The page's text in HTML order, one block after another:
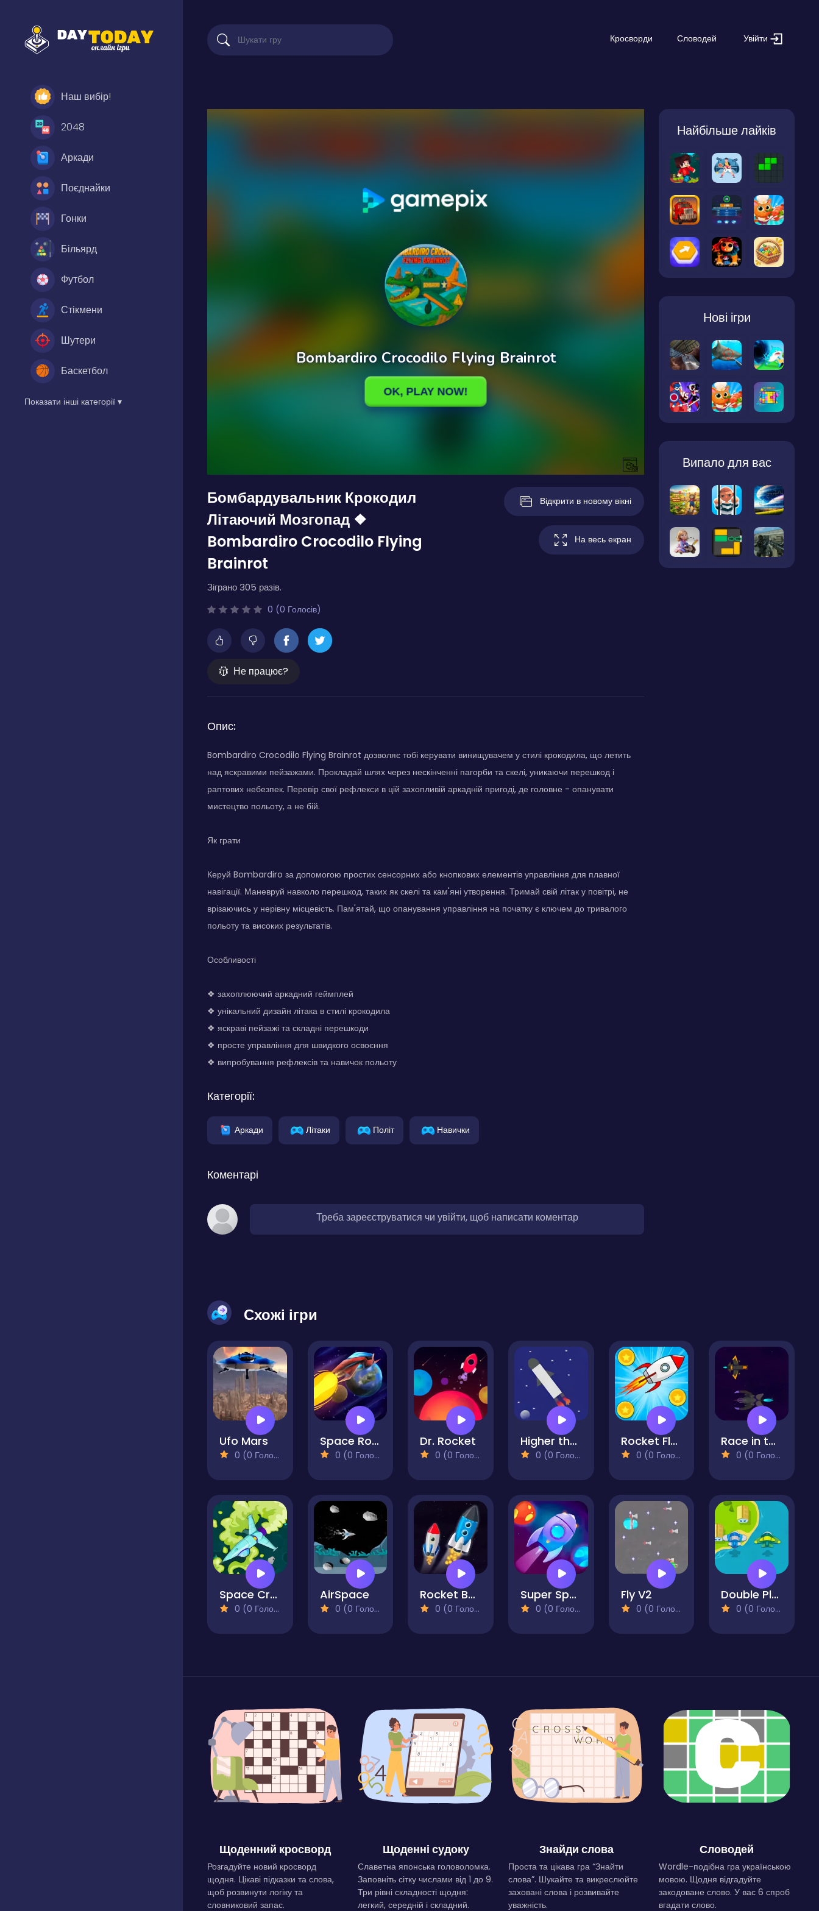
Наш вибір!
2048
Аркади
Поєднайки
Гонки
Більярд
Футбол
Стікмени
Шутери
Баскетбол
Показати інші категорії ▾
Кросворди Словодей Увійти
Бомбардувальник Крокодил
Літаючий Мозгопад ❖
Bombardiro Crocodilo Flying
Brainrot
Зіграно 305 разів.
0 (0 Голосів)
Не працює?
Відкрити в новому вікні
На весь екран
Опис:
Bombardiro Crocodilo Flying Brainrot дозволяє тобі керувати винищувачем у стилі крокодила, що летить
над яскравими пейзажами. Прокладай шлях через нескінченні пагорби та скелі, уникаючи перешкод і
раптових небезпек. Перевір свої рефлекси в цій захопливій аркадній пригоді, де головне - опанувати
мистецтво польоту, а не бій.
Як грати
Керуй Bombardiro за допомогою простих сенсорних або кнопкових елементів управління для плавної
навігації. Маневруй навколо перешкод, таких як скелі та кам'яні утворення. Тримай свій літак у повітрі, не
врізаючись у нерівну місцевість. Пам'ятай, що опанування управління на початку є ключем до тривалого
польоту та високих результатів.
Особливості
❖ захоплюючий аркадний геймплей
❖ унікальний дизайн літака в стилі крокодила
❖ яскраві пейзажі та складні перешкоди
❖ просте управління для швидкого освоєння
❖ випробування рефлексів та навичок польоту
Категорії:
Аркади Літаки Політ Навички
Коментарі
Треба зареєструватися чи увійти, щоб написати коментар
Найбільше лайків
Нові ігри
Випало для вас
Схожі ігри
Ufo Mars
0 (0 Голосів)
Space Route
0 (0 Голосів)
Dr. Rocket
0 (0 Голосів)
Higher than the Highest
0 (0 Голосів)
Rocket Fly Forward
0 (0 Голосів)
Race in the Space
0 (0 Голосів)
Space Crash
0 (0 Голосів)
AirSpace
0 (0 Голосів)
Rocket Balance
0 (0 Голосів)
Super Space Adventure
0 (0 Голосів)
Fly V2
0 (0 Голосів)
Double Plane Venture
0 (0 Голосів)
Щоденний кросворд
Розгадуйте новий кросворд
щодня. Цікаві підказки та слова,
щоб розвинути логіку та
словниковий запас.
Щоденні судоку
Славетна японська головоломка.
Заповніть сітку числами від 1 до 9.
Три рівні складності щодня:
легкий, середній і складний.
Знайди слова
Проста та цікава гра “Знайти
слова”. Шукайте та викреслюйте
заховані слова і розвивайте
уважність.
Словодей
Wordle-подібна гра українською
мовою. Щодня відгадуйте
закодоване слово. У вас 6 спроб
вгадати слово.